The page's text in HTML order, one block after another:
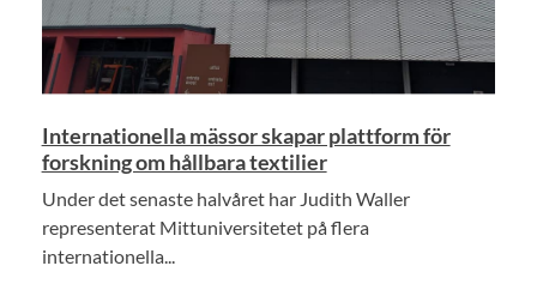
Internationella mässor skapar plattform för
forskning om hållbara textilier
Under det senaste halvåret har Judith Waller
representerat Mittuniversitetet på flera
internationella...